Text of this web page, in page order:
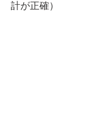
計が正確）